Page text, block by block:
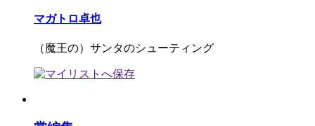
マガトロ卓也
（魔王の）サンタのシューティング